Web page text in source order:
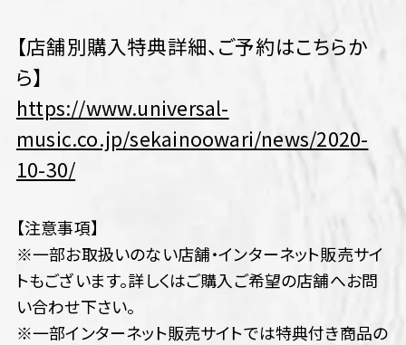
【店舗別購入特典詳細、ご予約はこちらか
ら】
https://www.universal-
music.co.jp/sekainoowari/news/2020-
10-30/
【注意事項】
※一部お取扱いのない店舗・インターネット販売サイ
トもございます。詳しくはご購入ご希望の店舗へお問
い合わせ下さい。
※一部インターネット販売サイトでは特典付き商品の